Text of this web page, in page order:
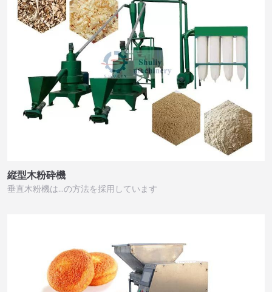
縦型木粉砕機
垂直木粉機は…の方法を採用しています